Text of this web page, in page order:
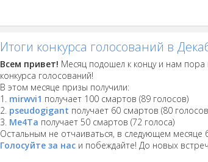
Итоги конкурса голосований в
Всем привет! Месяц подошел к концу и нам пора
конкурса голосований!
В этом месяце призы получили:
1. mirwvi1 получает 100 смартов (89 голосов)
2. pseudogigant получает 60 смартов (80
3. Me4Ta получает 50 смартов (72 голоса)
Остальным не отчаиваться, в следующем месяце
Голосуйте за нас и побеждайте! До новых